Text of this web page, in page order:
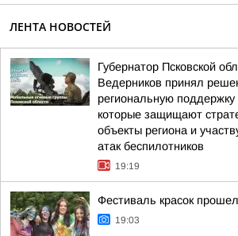
ЛЕНТА НОВОСТЕЙ
Губернатор Псковской
Ведерников принял
региональную поддержку
которые защищают
объекты региона и
атак беспилотников
19:19
Фестиваль красок
19:03